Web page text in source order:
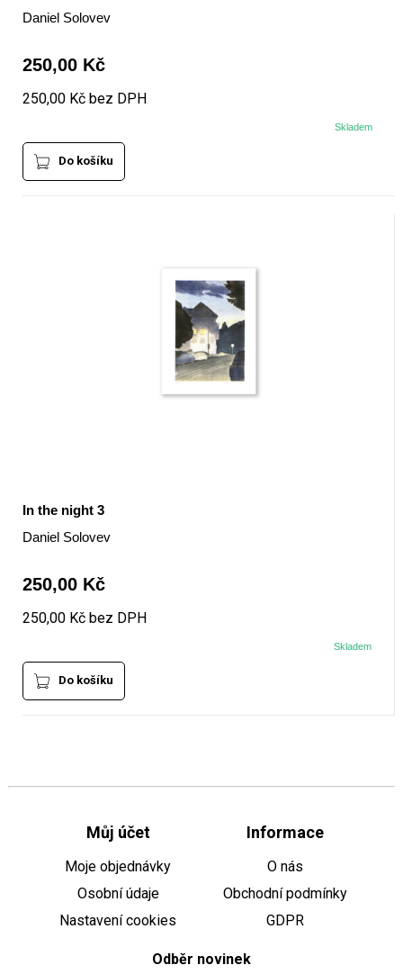
Daniel Solovev
250,00 Kč
250,00 Kč bez DPH
Skladem
Do košíku
In the night 3
Daniel Solovev
250,00 Kč
250,00 Kč bez DPH
Skladem
Do košíku
Můj účet
Moje objednávky
Osobní údaje
Nastavení cookies
Informace
O nás
Obchodní podmínky
GDPR
Odběr novinek